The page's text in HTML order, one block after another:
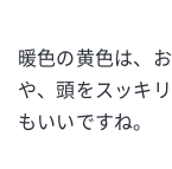
暖色の黄色は、
や、頭をスッキ
もいいですね。